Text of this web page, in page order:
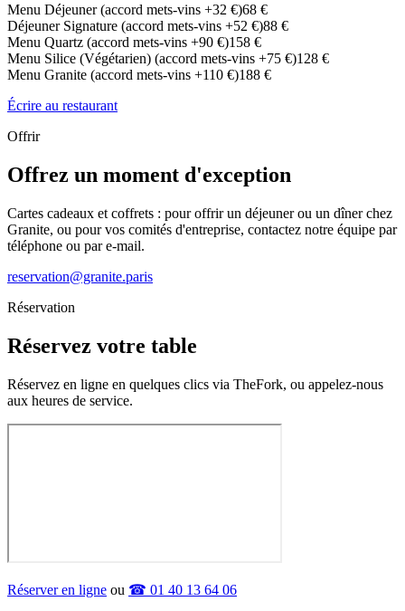
Menu Déjeuner (accord mets-vins +32 €)68 €
Déjeuner Signature (accord mets-vins +52 €)88 €
Menu Quartz (accord mets-vins +90 €)158 €
Menu Silice (Végétarien) (accord mets-vins +75 €)128 €
Menu Granite (accord mets-vins +110 €)188 €
Écrire au restaurant
Offrir
Offrez un moment d'exception
Cartes cadeaux et coffrets : pour offrir un déjeuner ou un dîner chez
Granite, ou pour vos comités d'entreprise, contactez notre équipe par
téléphone ou par e-mail.
reservation@granite.paris
Réservation
Réservez votre table
Réservez en ligne en quelques clics via TheFork, ou appelez-nous
aux heures de service.
Réserver en ligne ou ☎ 01 40 13 64 06